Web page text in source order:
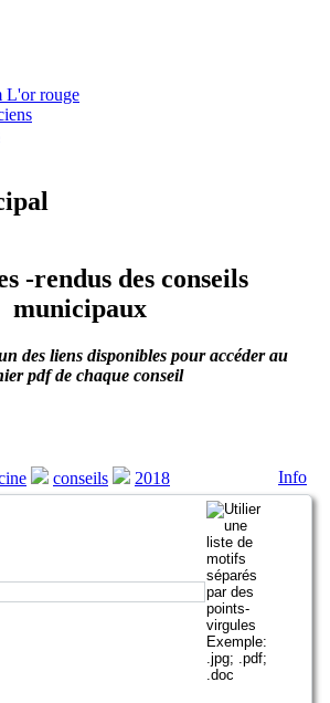
L'or rouge
-rendus des conseils
municipaux
des liens disponibles pour accéder au
pdf de chaque conseil
conseils 2018 Info